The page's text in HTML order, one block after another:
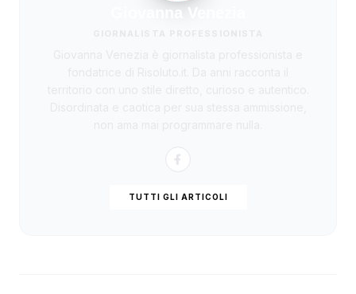
Giovanna Venezia
TUTTI GLI ARTICOLI